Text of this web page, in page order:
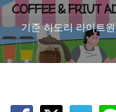
기준히도리 라이트원